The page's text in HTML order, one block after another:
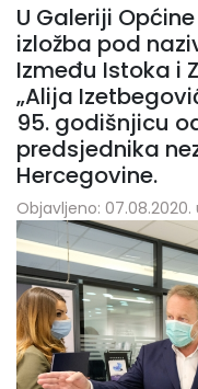
U Galeriji
izložba pod
Između Istoka i
„Alija
95. godišnjicu
predsjednika
Hercegovine.
Objavljeno: 07.08.2020.